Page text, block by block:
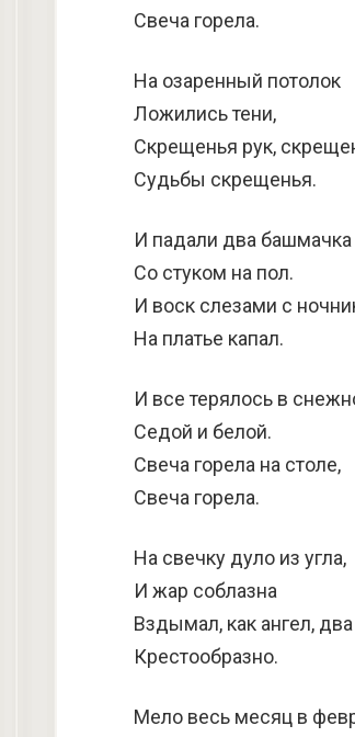
Свеча горела.
На озаренный потолок
Ложились тени,
Скрещенья рук,
Судьбы скрещенья.
И падали два башмачка
Со стуком на пол.
И воск слезами с
На платье капал.
И все терялось в
Седой и белой.
Свеча горела на столе,
Свеча горела.
На свечку дуло из угла,
И жар соблазна
Вздымал, как ангел,
Крестообразно.
Мело весь месяц в